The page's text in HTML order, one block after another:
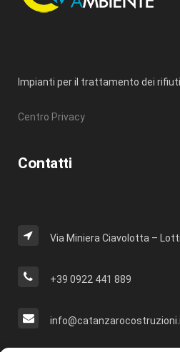
Impianti per il trattamento dei rifiuti
Centro Privacy
Contatti
Via Miniera Ciavolotta –
+39 0922 441 889